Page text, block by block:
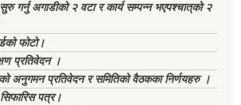
सुरु गर्नु अगाडीको २ वटा र कार्य सम्पन्न भएपश्चात्‌को २
फोटो।
प्रतिवेदन ।
अनुगमन प्रतिवेदन र समितिको वैठकका निर्णयहरु ।
पत्र।